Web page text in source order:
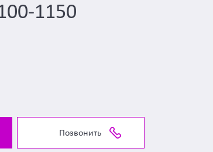
1150
Позвонить